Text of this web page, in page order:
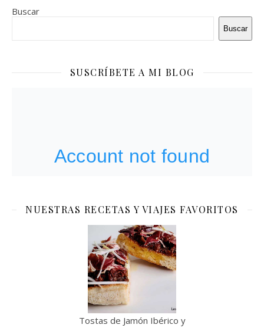
Buscar
Buscar
SUSCRÍBETE A MI BLOG
NUESTRAS RECETAS Y VIAJES FAVORITOS
Tostas de Jamón Ibérico y